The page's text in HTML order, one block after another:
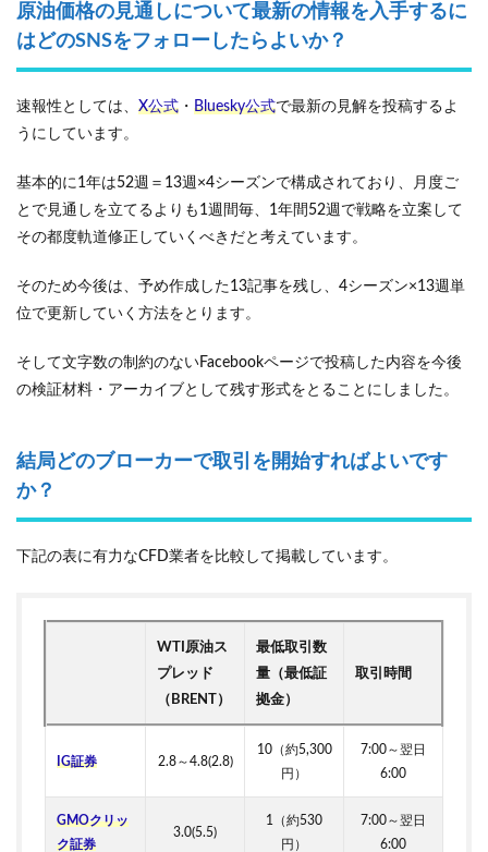
原油価格の見通しについて最新の情報を入手するに
はどのSNSをフォローしたらよいか？
速報性としては、 X公式 ・ Bluesky公式で最新の見解を投稿するよ
うにしています。
基本的に1年は52週＝13週×4シーズンで構成されており、月度ご
とで見通しを立てるよりも1週間毎、1年間52週で戦略を立案して
その都度軌道修正していくべきだと考えています。
そのため今後は、予め作成した13記事を残し、4シーズン×13週単
位で更新していく方法をとります。
そして文字数の制約のないFacebookページで投稿した内容を今後
の検証材料・アーカイブとして残す形式をとることにしました。
結局どのブローカーで取引を開始すればよいです
か？
下記の表に有力なCFD業者を比較して掲載しています。
WTI原油ス
プレッド
（BRENT）
最低取引数
量（最低証
拠金）
取引時間
IG証券 2.8～4.8(2.8)
10（約5,300
円）
7:00～翌日
6:00
GMOクリッ
ク証券
3.0(5.5)
1（約530
円）
7:00～翌日
6:00